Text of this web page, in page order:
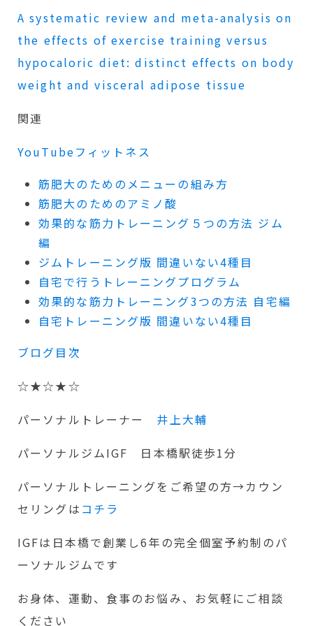
A systematic review and meta-analysis on
the effects of exercise training versus
hypocaloric diet: distinct effects on body
weight and visceral adipose tissue
関連
YouTubeフィットネス
筋肥大のためのメニューの組み方
筋肥大のためのアミノ酸
効果的な筋力トレーニング５つの方法 ジム
編
ジムトレーニング版 間違いない4種目
自宅で行うトレーニングプログラム
効果的な筋力トレーニング3つの方法 自宅編
自宅トレーニング版 間違いない4種目
ブログ目次
☆★☆★☆
パーソナルトレーナー 井上大輔
パーソナルジムIGF 日本橋駅徒歩1分
パーソナルトレーニングをご希望の方→カウン
セリングは コチラ
IGFは日本橋で創業し6年の完全個室予約制のパ
ーソナルジムです
お身体、運動、食事のお悩み、お気軽にご相談
ください